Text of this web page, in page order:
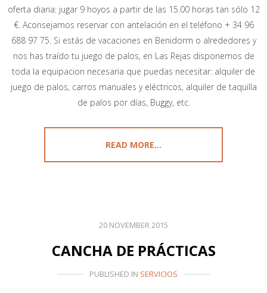
oferta diaria: jugar 9 hoyos a partir de las 15.00 horas tan sólo 12
€. Aconsejamos reservar con antelación en el teléfono + 34 96
688 97 75. Si estás de vacaciones en Benidorm o alrededores y
nos has traído tu juego de palos, en Las Rejas disponemos de
toda la equipacion necesaria que puedas necesitar: alquiler de
juego de palos, carros manuales y eléctricos, alquiler de taquilla
de palos por días, Buggy, etc.
READ MORE...
20 NOVEMBER 2015
CANCHA DE PRÁCTICAS
PUBLISHED IN SERVICIOS